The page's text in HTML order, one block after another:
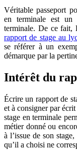
Véritable passeport
en terminale est un
terminale. De ce fait,
rapport de stage au
se référer à un
démarque par la
Intérêt du
Écrire un rapport de
et à consigner par
stage en terminale
métier donné ou
à l’issue de son
qu’il a choisi ne